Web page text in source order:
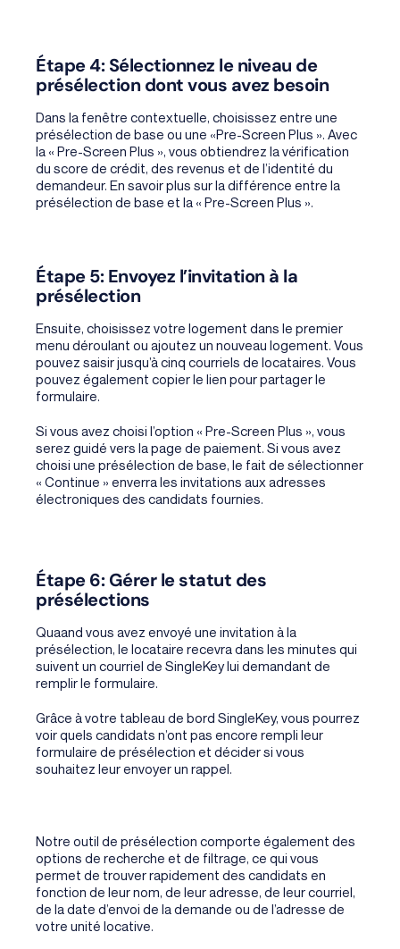
Étape 4: Sélectionnez le niveau de
présélection dont vous avez besoin
Dans la fenêtre contextuelle, choisissez entre une
présélection de base ou une «Pre-Screen Plus ». Avec
la « Pre-Screen Plus », vous obtiendrez la vérification
du score de crédit, des revenus et de l’identité du
demandeur. En savoir plus sur la différence entre la
présélection de base et la « Pre-Screen Plus ».
Étape 5: Envoyez l’invitation à la
présélection
Ensuite, choisissez votre logement dans le premier
menu déroulant ou ajoutez un nouveau logement. Vous
pouvez saisir jusqu’à cinq courriels de locataires. Vous
pouvez également copier le lien pour partager le
formulaire.
Si vous avez choisi l’option « Pre-Screen Plus », vous
serez guidé vers la page de paiement. Si vous avez
choisi une présélection de base, le fait de sélectionner
« Continue » enverra les invitations aux adresses
électroniques des candidats fournies.
Étape 6: Gérer le statut des
présélections
Quaand vous avez envoyé une invitation à la
présélection, le locataire recevra dans les minutes qui
suivent un courriel de SingleKey lui demandant de
remplir le formulaire.
Grâce à votre tableau de bord SingleKey, vous pourrez
voir quels candidats n’ont pas encore rempli leur
formulaire de présélection et décider si vous
souhaitez leur envoyer un rappel.
Notre outil de présélection comporte également des
options de recherche et de filtrage, ce qui vous
permet de trouver rapidement des candidats en
fonction de leur nom, de leur adresse, de leur courriel,
de la date d’envoi de la demande ou de l’adresse de
votre unité locative.